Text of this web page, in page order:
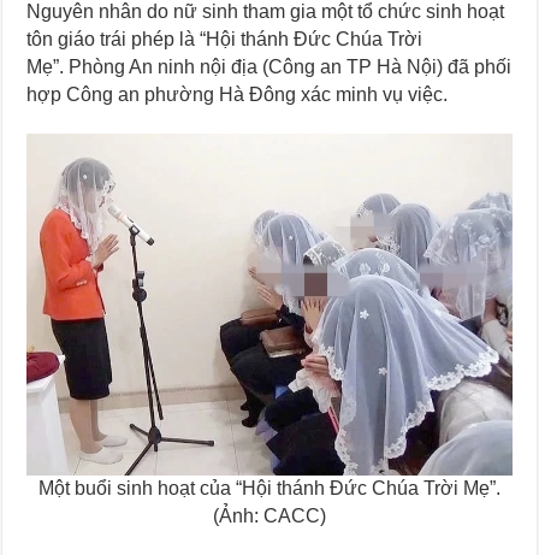
Nguyên nhân do nữ sinh tham gia một tổ chức sinh hoạt
tôn giáo trái phép là “Hội thánh Đức Chúa Trời
Mẹ”. Phòng An ninh nội địa (Công an TP Hà Nội) đã phối
hợp Công an phường Hà Đông xác minh vụ việc.
Một buổi sinh hoạt của “Hội thánh Đức Chúa Trời Mẹ”.
(Ảnh: CACC)